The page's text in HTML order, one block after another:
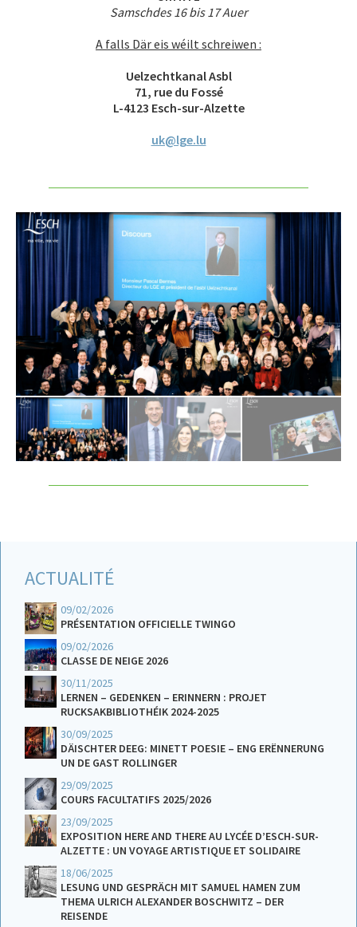
Samschdes 16 bis 17 Auer
A falls Där eis wéilt schreiwen :
Uelzechtkanal Asbl
71, rue du Fossé
L-4123 Esch-sur-Alzette
uk@lge.lu
ACTUALITÉ
09/02/2026
PRÉSENTATION OFFICIELLE TWINGO
09/02/2026
CLASSE DE NEIGE 2026
30/11/2025
LERNEN – GEDENKEN – ERINNERN : PROJET
RUCKSAKBIBLIOTHÉIK 2024-2025
30/09/2025
DÄISCHTER DEEG: MINETT POESIE – ENG ERËNNERUNG
UN DE GAST ROLLINGER
29/09/2025
COURS FACULTATIFS 2025/2026
23/09/2025
EXPOSITION HERE AND THERE AU LYCÉE D’ESCH-SUR-
ALZETTE : UN VOYAGE ARTISTIQUE ET SOLIDAIRE
18/06/2025
LESUNG UND GESPRÄCH MIT SAMUEL HAMEN ZUM
THEMA ULRICH ALEXANDER BOSCHWITZ – DER
REISENDE